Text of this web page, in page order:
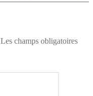
Les champs obligatoires